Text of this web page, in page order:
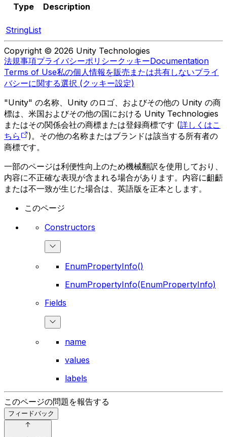
Type Description
StringList
Copyright © 2026 Unity Technologies
法規事項プライバシーポリシークッキーDocumentation
Terms of Use私の個人情報を販売または共有しないプライ
バシーに関する選択 (クッキー設定)
"Unity" の名称、Unity のロゴ、およびその他の Unity の商
標は、米国およびその他の国における Unity Technologies
またはその関係会社の商標または登録商標です (詳しくはこ
ちら
)。その他の名称またはブランドは該当する所有者の
商標です。
一部のページは利便性向上のため機械翻訳を使用しており、
内容に不正確な表現が含まれる場合があります。内容に齟齬
または不一致が生じた場合は、英語版を正本とします。
このページ
Constructors
EnumPropertyInfo()
EnumPropertyInfo(EnumPropertyInfo)
Fields
name
values
labels
このページの問題を報告する
フィードバック